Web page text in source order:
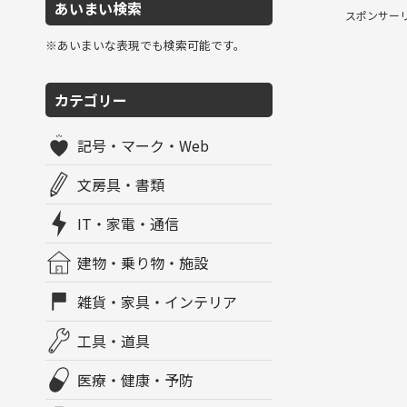
あいまい検索
※あいまいな表現でも検索可能です。
カテゴリー
記号・マーク・Web
文房具・書類
IT・家電・通信
建物・乗り物・施設
雑貨・家具・インテリア
工具・道具
医療・健康・予防
スポンサー